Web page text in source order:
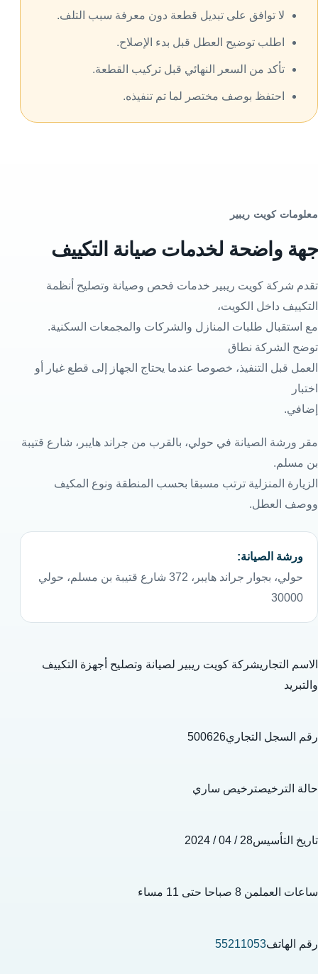
لا توافق على تبديل قطعة دون معرفة سبب التلف.
اطلب توضيح العطل قبل بدء الإصلاح.
تأكد من السعر النهائي قبل تركيب القطعة.
احتفظ بوصف مختصر لما تم تنفيذه.
معلومات كويت ريبير
جهة واضحة لخدمات صيانة التكييف
تقدم شركة كويت ريبير خدمات فحص وصيانة وتصليح أنظمة
التكييف داخل الكويت،
مع استقبال طلبات المنازل والشركات والمجمعات السكنية.
توضح الشركة نطاق
العمل قبل التنفيذ، خصوصا عندما يحتاج الجهاز إلى قطع غيار أو
اختبار
إضافي.
مقر ورشة الصيانة في حولي، بالقرب من جراند هايبر، شارع قتيبة
بن مسلم.
الزيارة المنزلية ترتب مسبقا بحسب المنطقة ونوع المكيف
ووصف العطل.
ورشة الصيانة:
حولي، بجوار جراند هايبر، 372 شارع قتيبة بن مسلم، حولي
30000
الاسم التجاريشركة كويت ريبير لصيانة وتصليح أجهزة التكييف
والتبريد
رقم السجل التجاري500626
حالة الترخيصترخيص ساري
تاريخ التأسيس28 / 04 / 2024
ساعات العملمن 8 صباحا حتى 11 مساء
رقم الهاتف55211053